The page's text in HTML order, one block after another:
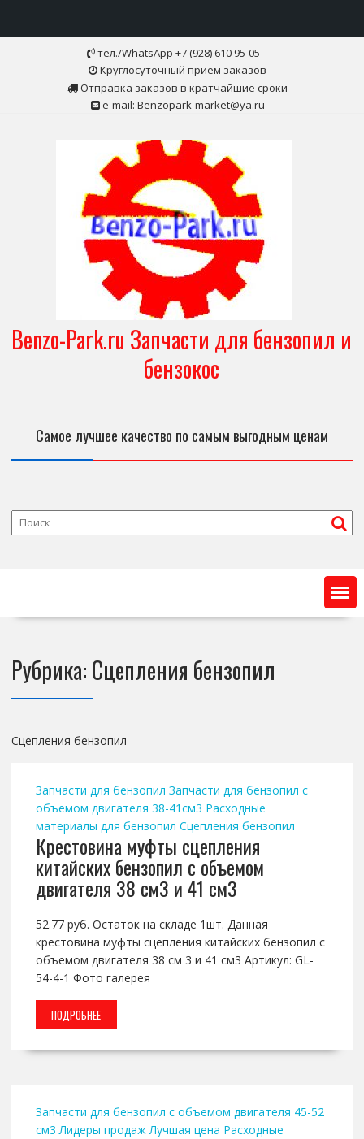
тел./WhatsApp +7 (928) 610 95-05
Круглосуточный прием заказов
Отправка заказов в кратчайшие сроки
e-mail: Benzopark-market@ya.ru
Benzo-Park.ru Запчасти для бензопил и
бензокос
Самое лучшее качество по самым выгодным ценам
Рубрика:Сцепления бензопил
Сцепления бензопил
Запчасти для бензопил Запчасти для бензопил с
объемом двигателя 38-41см3 Расходные
материалы для бензопил Сцепления бензопил
Крестовина муфты сцепления
китайских бензопил с объемом
двигателя 38 см3 и 41 см3
52.77 руб. Остаток на складе 1шт. Данная
крестовина муфты сцепления китайских бензопил с
объемом двигателя 38 см 3 и 41 см3 Артикул: GL-
54-4-1 Фото галерея
ПОДРОБНЕЕ
Запчасти для бензопил с объемом двигателя 45-52
см3 Лидеры продаж Лучшая цена Расходные